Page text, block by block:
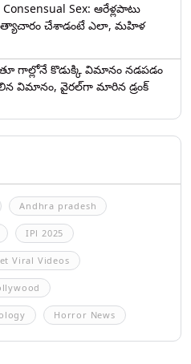
Sex: ఆరేళ్లపాటు
అత్యాచారం చేశాడంటే ఎలా, మహిళ
గాల్లోనే కొడుక్కి విమానం నడపడం
విమానం, వైరల్‌గా మారిన డ్రంక్‌
Andhra pradesh
IPl 2025
Viral Videos
Horror News